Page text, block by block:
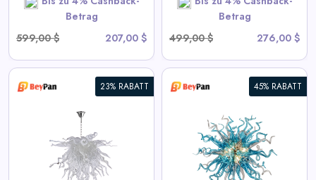
Betrag
599,00 $
207,00 $
Betrag
499,00 $
276,00 $
SHOP NOW
23% RABATT 45% RABATT
Moderne Blown Glass
Chandelier Sputnik Form
View All BeyPan Deals